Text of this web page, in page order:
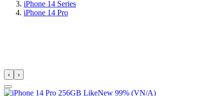
iPhone 14 Series
iPhone 14 Pro
‹ ›